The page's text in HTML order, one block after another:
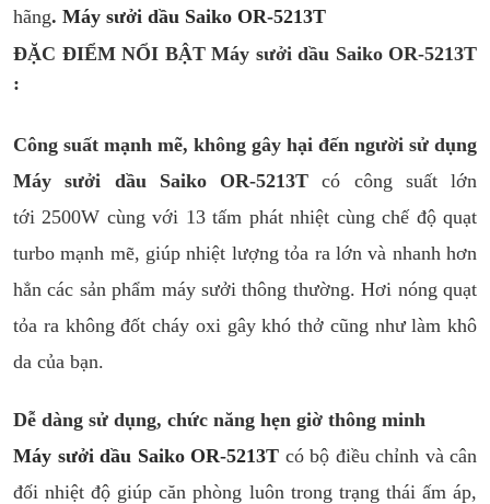
hãng. Máy sưởi dầu Saiko OR-5213T
ĐẶC ĐIỂM NỔI BẬT Máy sưởi dầu Saiko OR-5213T
:
Công suất mạnh mẽ, không gây hại đến người sử dụng
Máy sưởi dầu Saiko OR-5213T có công suất lớn
tới 2500W cùng với 13 tấm phát nhiệt cùng chế độ quạt
turbo mạnh mẽ, giúp nhiệt lượng tỏa ra lớn và nhanh hơn
hẳn các sản phẩm máy sưởi thông thường. Hơi nóng quạt
tỏa ra không đốt cháy oxi gây khó thở cũng như làm khô
da của bạn.
Dễ dàng sử dụng, chức năng hẹn giờ thông minh
Máy sưởi dầu Saiko OR-5213T có bộ điều chỉnh và cân
đối nhiệt độ giúp căn phòng luôn trong trạng thái ấm áp,